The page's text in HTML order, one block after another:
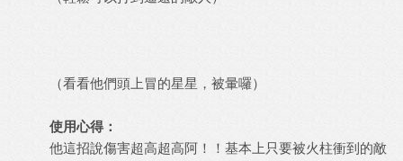
（看看他們頭上冒的星星，被暈囉）
使用心得：
他這招說傷害超高超高阿！！基本上只要被火柱衝到的敵